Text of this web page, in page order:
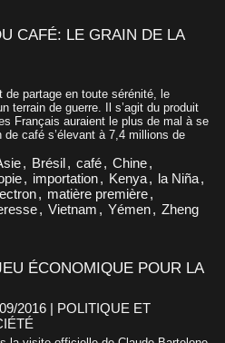
CAFÉ: LE GRAIN DE LA
partage en toute sérénité, le
terrain de guerre. Il s’agit du produit
Français auraient le plus de mal à se
café s’élevant à 7,4 millions de
, Brésil, café, Chine,
, importation, Kenya, la Niña,
, matière première,
, Vietnam , Yémen, Zheng
ÉCONOMIQUE POUR LA
2016 | POLITIQUE ET